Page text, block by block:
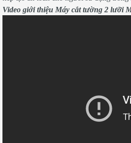
Video giới thiệu Máy cắt tường 2 lưỡi